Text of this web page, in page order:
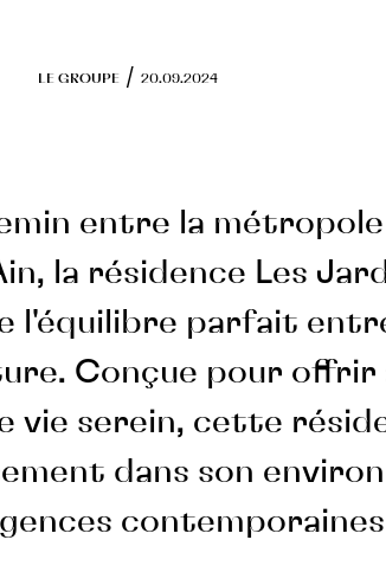
LE GROUPE / 20.09.2024
entre la
la résidence Les
l'équilibre parfait
Conçue pour offrir
vie serein, cette
dans son